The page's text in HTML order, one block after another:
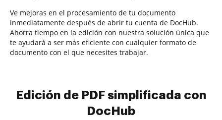
Ve mejoras en el procesamiento de tu documento
inmediatamente después de abrir tu cuenta de DocHub.
Ahorra tiempo en la edición con nuestra solución única que
te ayudará a ser más eficiente con cualquier formato de
documento con el que necesites trabajar.
Edición de PDF simplificada con
DocHub